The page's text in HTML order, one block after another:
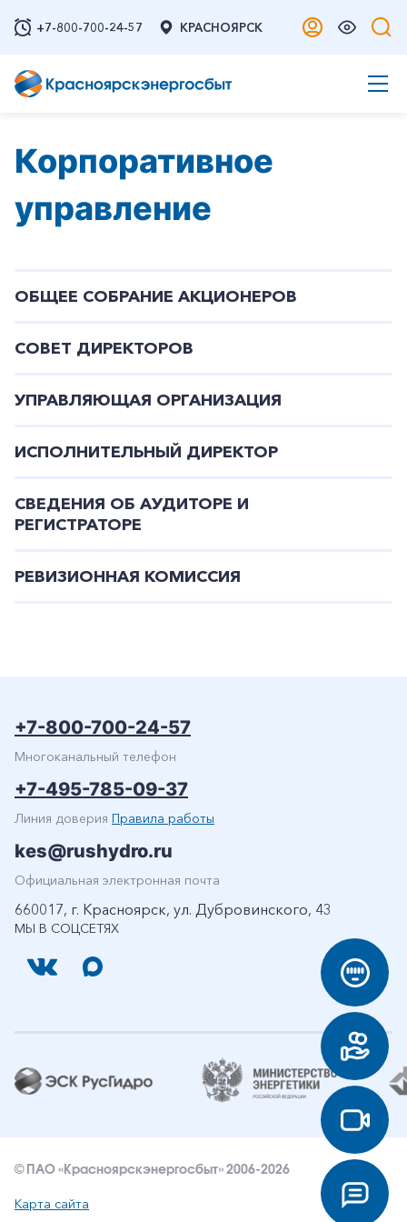
+7-800-700-24-57 КРАСНОЯРСК
Заказать обратный звонок
Корпоративным клиентам
Корпоративное
управление
ОБЩЕЕ СОБРАНИЕ АКЦИОНЕРОВ
СОВЕТ ДИРЕКТОРОВ
УПРАВЛЯЮЩАЯ ОРГАНИЗАЦИЯ
ИСПОЛНИТЕЛЬНЫЙ ДИРЕКТОР
СВЕДЕНИЯ ОБ АУДИТОРЕ И
РЕГИСТРАТОРЕ
РЕВИЗИОННАЯ КОМИССИЯ
МЫ В СОЦСЕТЯХ
+7-800-700-24-57
Многоканальный телефон
+7-495-785-09-37
Линия доверия Правила работы
kes@rushydro.ru
Официальная электронная почта
660017, г. Красноярск, ул. Дубровинского, 43
© ПАО «Красноярскэнергосбыт» 2006-2026
Карта сайта